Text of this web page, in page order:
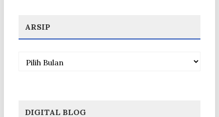
ARSIP
Arsip
DIGITAL BLOG